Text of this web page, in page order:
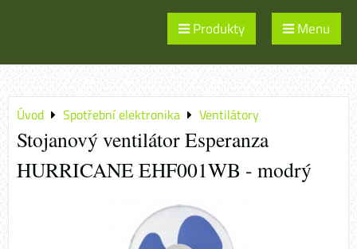
Produkty Menu
Úvod Spotřební elektronika Ventilátory
Stojanový ventilátor Esperanza
HURRICANE EHF001WB - modrý